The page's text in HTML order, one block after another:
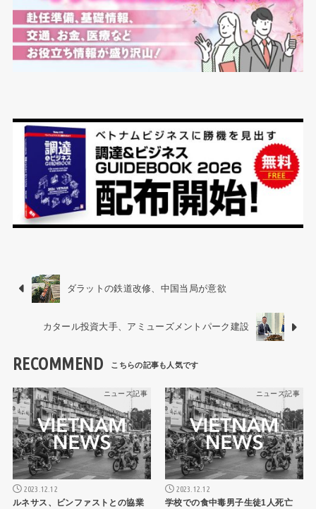
ダラットの鉄道改修、中国当局が意欲
カタール投資大手、アミューズメントパーク建設
RECOMMEND
ニュース記事
2023.12.12
ルネサス、ビンファストとの協業
ニュース記事
2023.12.12
学校での食中毒男子生徒1人死亡